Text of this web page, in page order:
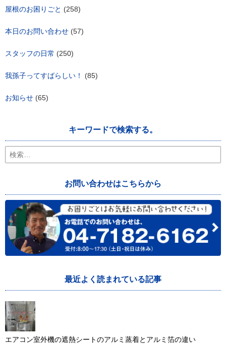
屋根のお困りごと (258)
本日のお問い合わせ (57)
スタッフの日常 (250)
我孫子ってすばらしい！ (85)
お知らせ (65)
キーワードで検索する。
検
索:
お問い合わせはこちらから
最近よく読まれている記事
エアコン室外機の遮熱シートのアルミ蒸着とアルミ箔の違い